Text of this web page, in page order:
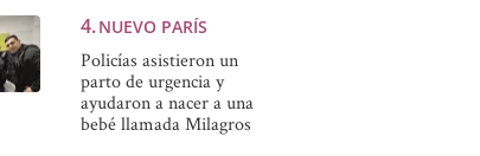
NUEVO PARÍS
Policías asistieron un
parto de urgencia y
ayudaron a nacer a una
bebé llamada Milagros